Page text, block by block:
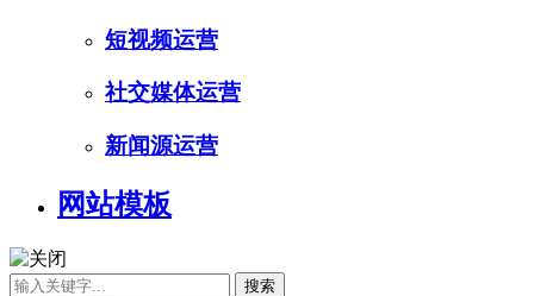
短视频运营
社交媒体运营
新闻源运营
网站模板